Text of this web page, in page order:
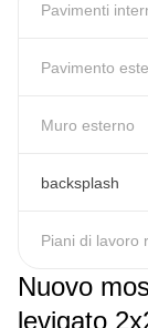
Pavimenti
Pavimento
Muro esterno
backsplash
Piani di lavoro
Nuovo
levigato